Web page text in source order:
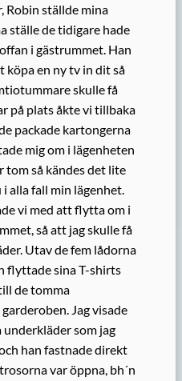
Robin ställde mina
ställe de tidigare hade
i gästrummet. Han
köpa en ny tv in dit så
skulle få
på plats åkte vi tillbaka
packade kartongerna
mig om i lägenheten
tom så kändes det lite
alla fall min lägenhet.
vi med att flytta om i
så att jag skulle få
Utav de fem lådorna
flyttade sina T-shirts
de tomma
Jag visade
underkläder som jag
han fastnade direkt
var öppna, bh´n